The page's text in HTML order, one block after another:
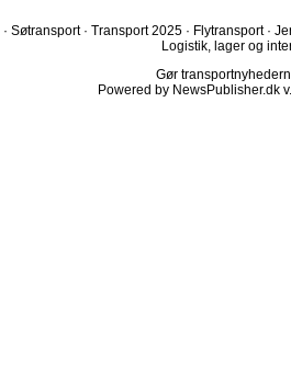
· Søtransport · Transport 2025 · Flytransport ·
Logistik, lager og
Gør
Powered by NewsPublisher.dk